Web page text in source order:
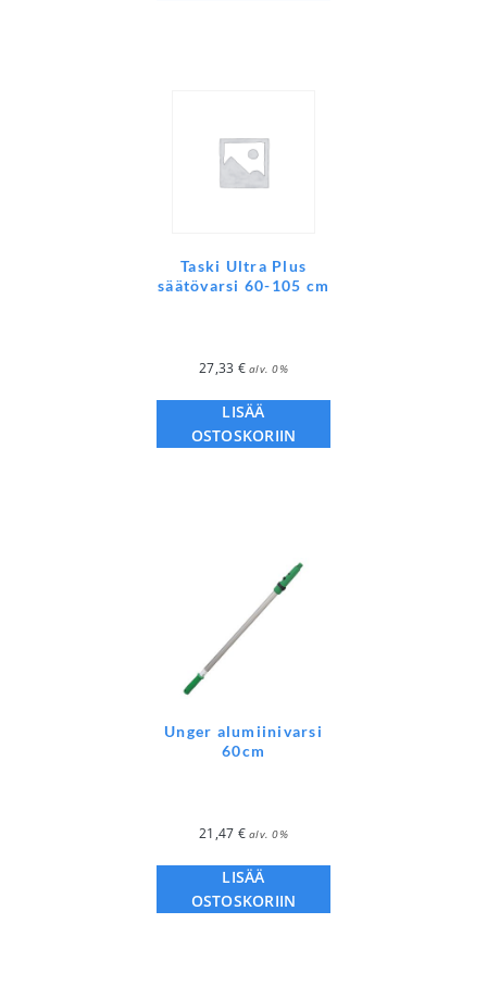
Taski Ultra Plus
säätövarsi 60-105 cm
27,33 € alv. 0%
LISÄÄ
OSTOSKORIIN
Unger alumiinivarsi
60cm
21,47 € alv. 0%
LISÄÄ
OSTOSKORIIN